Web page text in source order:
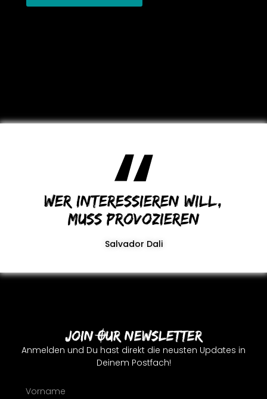
Wer interessieren will,
muss provozieren
Salvador Dali
Join Our Newsletter
Anmelden und Du hast direkt die neusten Updates in
Deinem Postfach!